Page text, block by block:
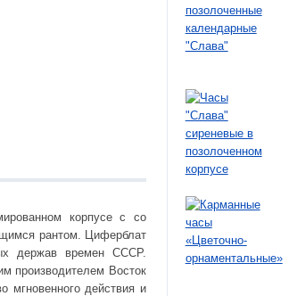
корпусе с со
рантом. Циферблат
держав времен СССР.
производителем Восток
мгновенного действия и